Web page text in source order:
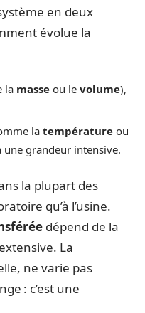
en deux
évolue la
la masse ou le volume),
la température ou
une grandeur intensive.
la plupart des
qu’à l’usine.
dépend de la
La
ne varie pas
: c’est une